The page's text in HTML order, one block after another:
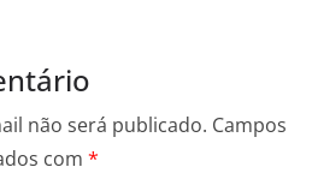
não será publicado. Campos
com *